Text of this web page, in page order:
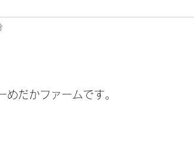
めだかファームです。